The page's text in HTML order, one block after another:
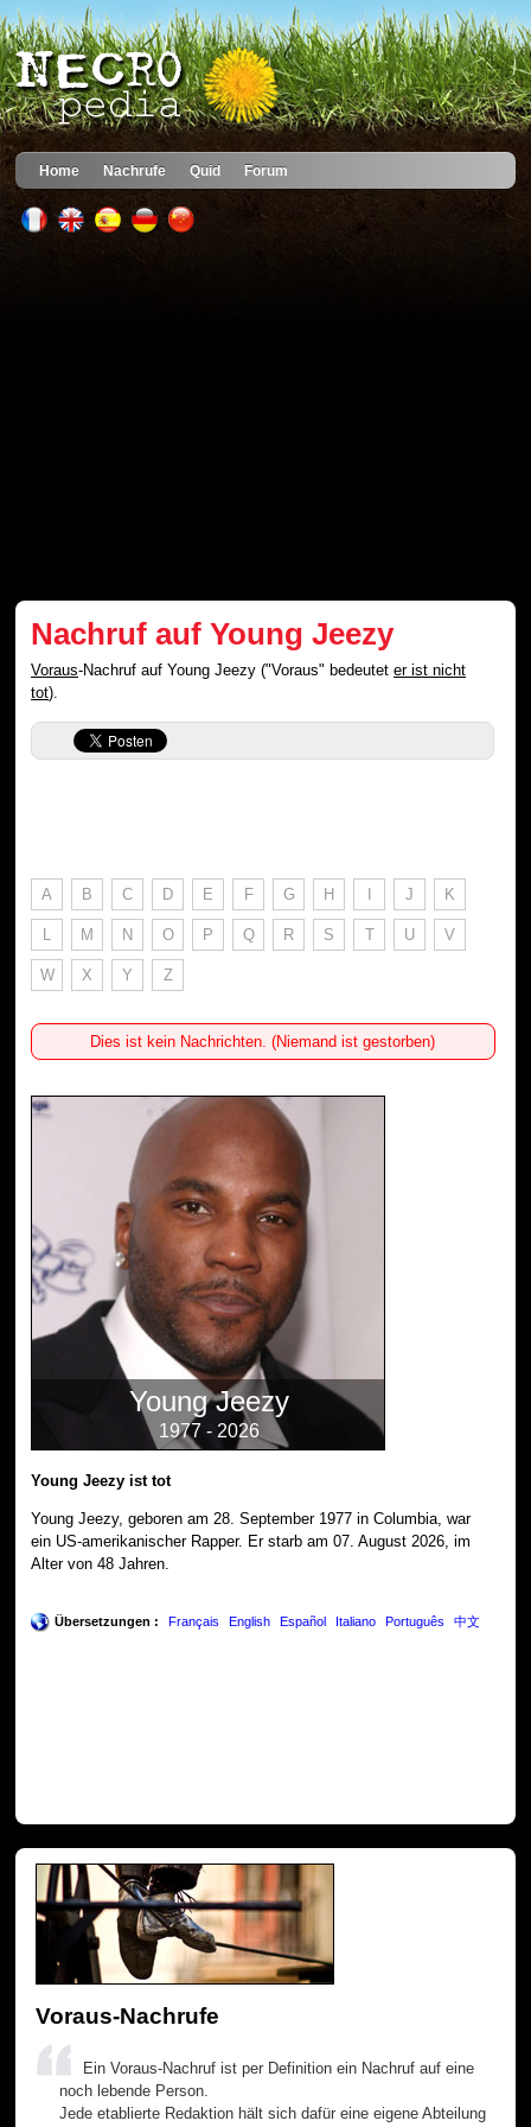
Home Nachrufe Quid Forum
Nachruf auf Young Jeezy
Voraus-Nachruf auf Young Jeezy ("Voraus" bedeuteter ist nicht
tot).
A B C D E F G H I J K
L M N O P Q R S T U V
W X Y Z
Dies ist kein Nachrichten. (Niemand ist gestorben)
Young Jeezy
1977 - 2026
Young Jeezy ist tot
Young Jeezy, geboren am 28. September 1977 in Columbia, war
ein US-amerikanischer Rapper. Er starb am 07. August 2026, im
Alter von 48 Jahren.
Übersetzungen : Français English Español Italiano Português 中文
Voraus-Nachrufe
Ein Voraus-Nachruf ist per Definition ein Nachruf auf eine
noch lebende Person.
Jede etablierte Redaktion hält sich dafür eine eigene Abteilung